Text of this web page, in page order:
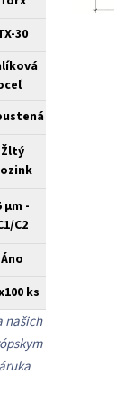
30
Žltý
µm -
C2
Áno
ks
našich